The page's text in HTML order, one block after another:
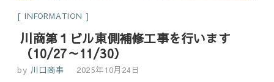
INFORMATION
川商第１ビル東側補修工事を行います
（10/27～11/30）
by 川口商事 2025年10月24日